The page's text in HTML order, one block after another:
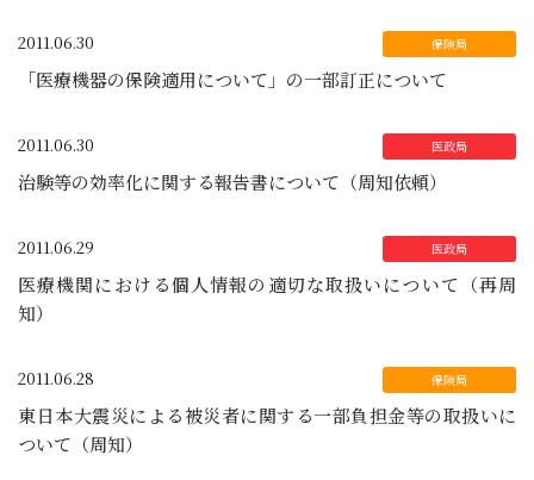
2011.06.30
「医療機器の保険適用について」の一部訂正について
2011.06.30
治験等の効率化に関する報告書について（周知依頼）
2011.06.29
医療機関における個人情報の適切な取扱いについて（再周
知）
2011.06.28
東日本大震災による被災者に関する一部負担金等の取扱いに
ついて（周知）